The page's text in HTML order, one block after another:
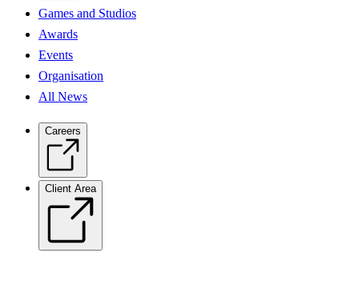
Games and Studios
Awards
Events
Organisation
All News
Careers
Client Area